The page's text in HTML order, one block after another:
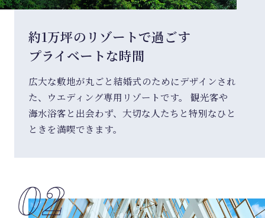
約1万坪のリゾートで過ごす
プライベートな時間
広大な敷地が丸ごと結婚式のためにデザインされ
た、ウエディング専用リゾートです。 観光客や
海水浴客と出会わず、大切な人たちと特別なひと
ときを満喫できます。